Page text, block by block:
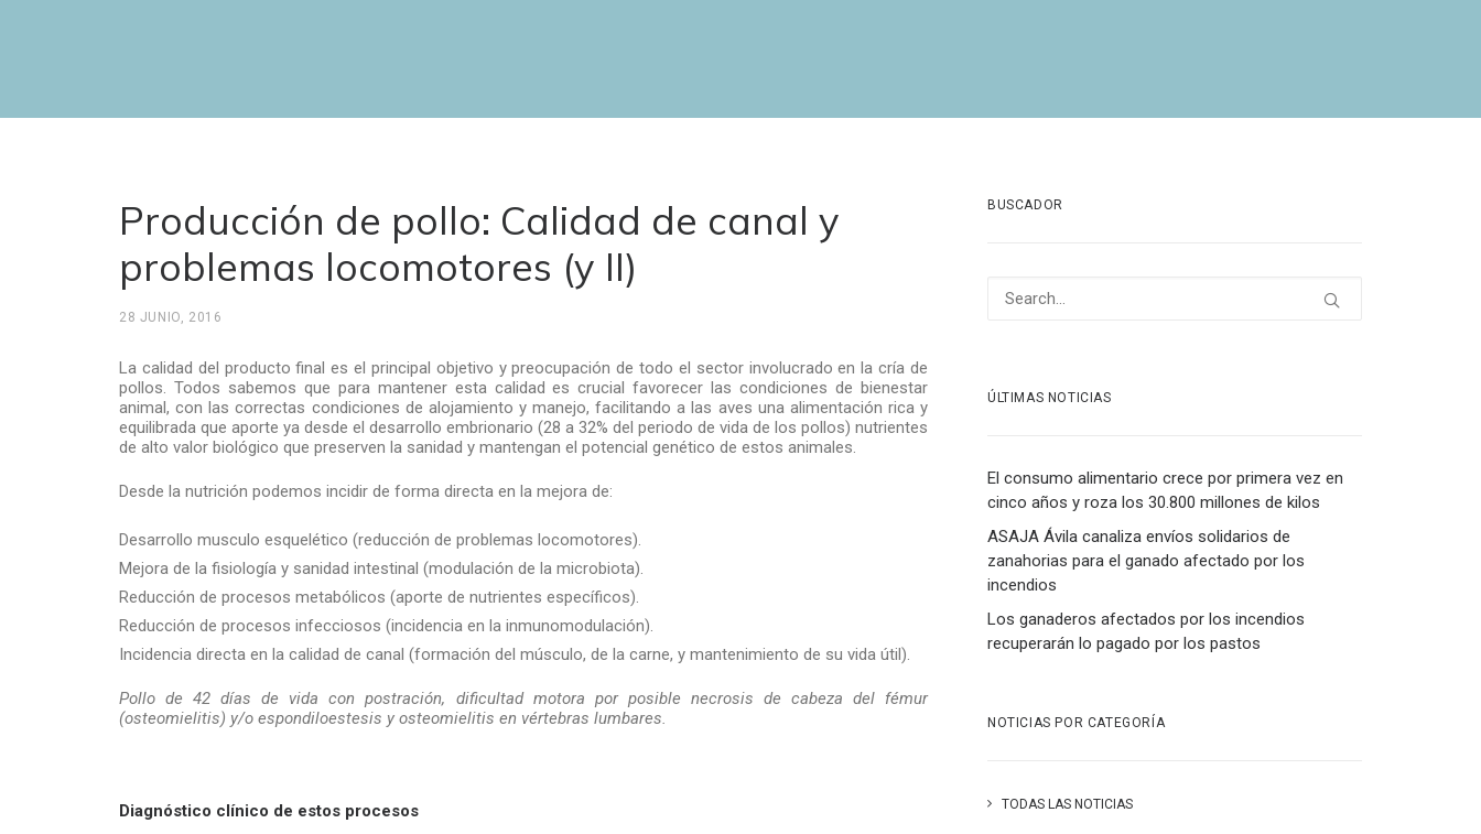
Producción de pollo: Calidad de canal y
problemas locomotores (y II)
28 JUNIO, 2016
La calidad del producto final es el principal objetivo y preocupación de todo el sector involucrado en la cría de
pollos. Todos sabemos que para mantener esta calidad es crucial favorecer las condiciones de bienestar
animal, con las correctas condiciones de alojamiento y manejo, facilitando a las aves una alimentación rica y
equilibrada que aporte ya desde el desarrollo embrionario (28 a 32% del periodo de vida de los pollos) nutrientes
de alto valor biológico que preserven la sanidad y mantengan el potencial genético de estos animales.
Desde la nutrición podemos incidir de forma directa en la mejora de:
Desarrollo musculo esquelético (reducción de problemas locomotores).
Mejora de la fisiología y sanidad intestinal (modulación de la microbiota).
Reducción de procesos metabólicos (aporte de nutrientes específicos).
Reducción de procesos infecciosos (incidencia en la inmunomodulación).
Incidencia directa en la calidad de canal (formación del músculo, de la carne, y mantenimiento de su vida útil).
Pollo de 42 días de vida con postración, dificultad motora por posible necrosis de cabeza del fémur
(osteomielitis) y/o espondiloestesis y osteomielitis en vértebras lumbares.
Diagnóstico clínico de estos procesos
BUSCADOR
ÚLTIMAS NOTICIAS
El consumo alimentario crece por primera vez en
cinco años y roza los 30.800 millones de kilos
ASAJA Ávila canaliza envíos solidarios de
zanahorias para el ganado afectado por los
incendios
Los ganaderos afectados por los incendios
recuperarán lo pagado por los pastos
NOTICIAS POR CATEGORÍA
TODAS LAS NOTICIAS